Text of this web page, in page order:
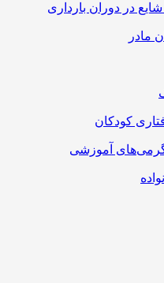
در دوران بارداری
مادر
کودکان
آموزشی